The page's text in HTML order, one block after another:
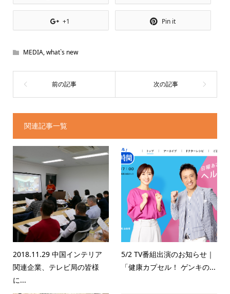
+1 Pin it
MEDIA,what`s new
関連記事一覧
2018.11.29 中国インテリア
関連企業、テレビ局の皆様
に...
5/2 TV番組出演のお知らせ｜
「健康カプセル！ ゲンキの...